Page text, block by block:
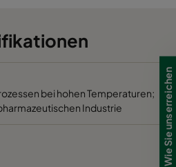
bei hohen Temperaturen;
Industrie
Wie Sie uns erreichen